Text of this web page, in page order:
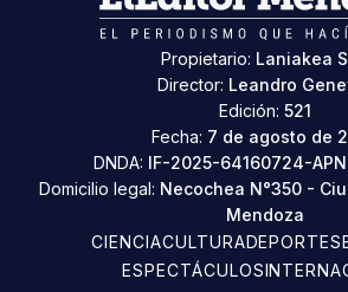
Propietario: Laniakea
Director: Leandro
Edición: 521
Fecha: 7 de agosto de
DNDA: IF-2025-64160724-
Domicilio legal: Necochea N°350 -
Mendoza
CIENCIACULTURADEPORTES
ESPECTÁCULOS